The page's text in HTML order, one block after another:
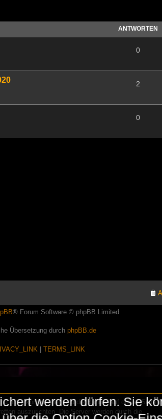
ANTWORTEN
0
2
0
® Forum Software © phpBB Limited
Übersetzung durch phpBB.de
TERMS_LINK
nicht kommerziell und die Banner auf dieser Seite
auszurichten. Die Server werden durch die
werden dürfen. Sie